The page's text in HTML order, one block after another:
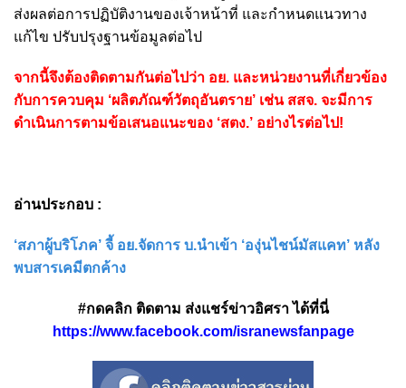
ส่งผลต่อการปฏิบัติงานของเจ้าหน้าที่ และกำหนดแนวทาง
แก้ไข ปรับปรุงฐานข้อมูลต่อไป
จากนี้จึงต้องติดตามกันต่อไปว่า อย. และหน่วยงานที่เกี่ยวข้อง
กับการควบคุม ‘ผลิตภัณฑ์วัตถุอันตราย’ เช่น สสจ. จะมีการ
ดำเนินการตามข้อเสนอแนะของ ‘สตง.’ อย่างไรต่อไป!
อ่านประกอบ :
‘สภาผู้บริโภค’ จี้ อย.จัดการ บ.นำเข้า ‘องุ่นไชน์มัสแคท’ หลัง
พบสารเคมีตกค้าง
#กดคลิก ติดตาม ส่งแชร์ข่าวอิศรา ได้ที่นี่
https://www.facebook.com/isranewsfanpage